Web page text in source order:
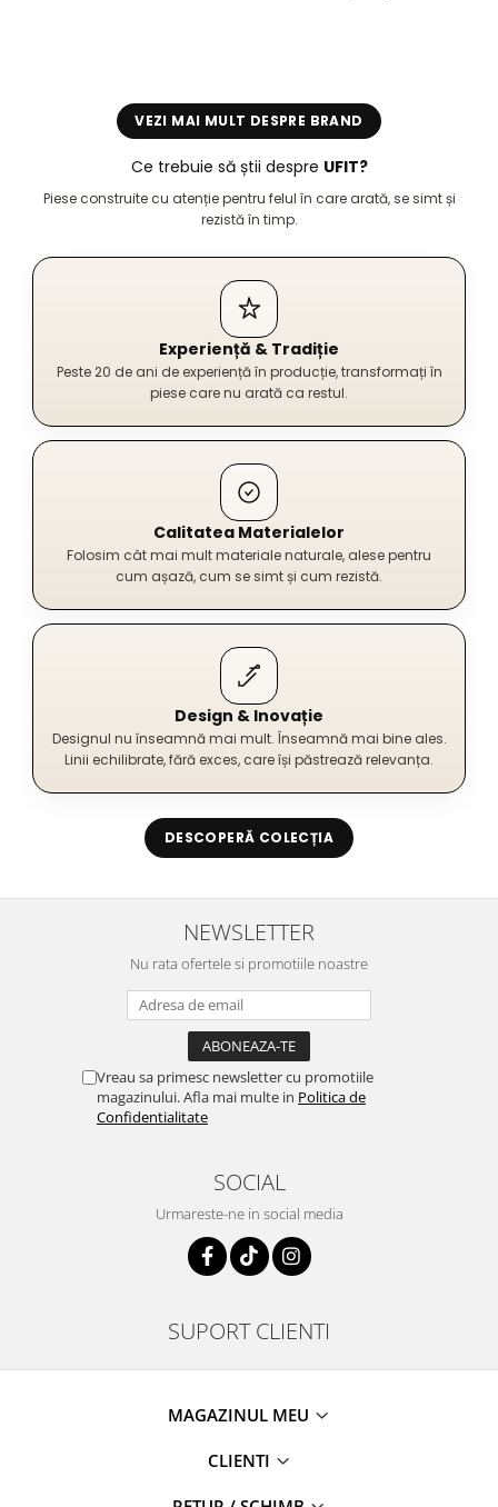
VEZI MAI MULT DESPRE BRAND
Ce trebuie să știi despre UFIT?
Piese construite cu atenție pentru felul în care arată, se simt și
rezistă în timp.
Experiență & Tradiție
Peste 20 de ani de experiență în producție, transformați în
piese care nu arată ca restul.
Calitatea Materialelor
Folosim cât mai mult materiale naturale, alese pentru
cum așază, cum se simt și cum rezistă.
Design & Inovație
Designul nu înseamnă mai mult. Înseamnă mai bine ales.
Linii echilibrate, fără exces, care își păstrează relevanța.
DESCOPERĂ COLECȚIA
NEWSLETTER
Nu rata ofertele si promotiile noastre
Vreau sa primesc newsletter cu promotiile
magazinului. Afla mai multe in Politica de
Confidentialitate
SOCIAL
Urmareste-ne in social media
SUPORT CLIENTI
MAGAZINUL MEU
CLIENTI